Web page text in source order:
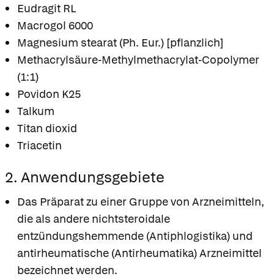
Eudragit RL
Macrogol 6000
Magnesium stearat (Ph. Eur.) [pflanzlich]
Methacrylsäure-Methylmethacrylat-Copolymer
(1:1)
Povidon K25
Talkum
Titan dioxid
Triacetin
2. Anwendungsgebiete
Das Präparat zu einer Gruppe von Arzneimitteln,
die als andere nichtsteroidale
entzündungshemmende (Antiphlogistika) und
antirheumatische (Antirheumatika) Arzneimittel
bezeichnet werden.